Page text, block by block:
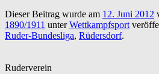
Dieser Beitrag wurde am 12. Juni 2012
1890/1911 unterWettkampfsport
Ruder-Bundesliga, Rüdersdorf.
Ruderverein